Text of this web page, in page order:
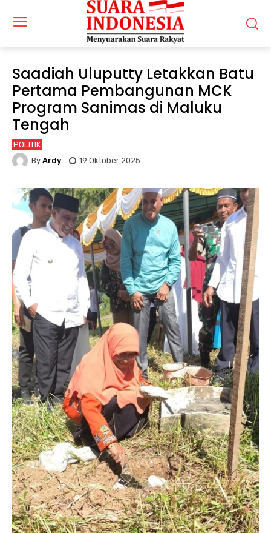
Saadiah Uluputty Letakkan Batu
Pertama Pembangunan MCK
Program Sanimas di Maluku
Tengah
POLITIK
By Ardy 19 Oktober 2025